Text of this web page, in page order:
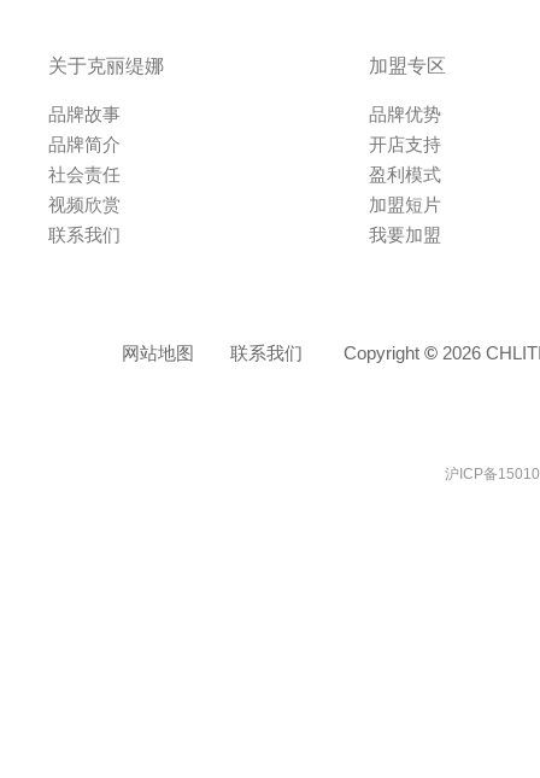
关于克丽缇娜
品牌故事
品牌简介
社会责任
视频欣赏
联系我们
加盟专区
品牌优势
开店支持
盈利模式
加盟短片
我要加盟
网站地图 联系我们 Copyright © 2026
沪ICP备